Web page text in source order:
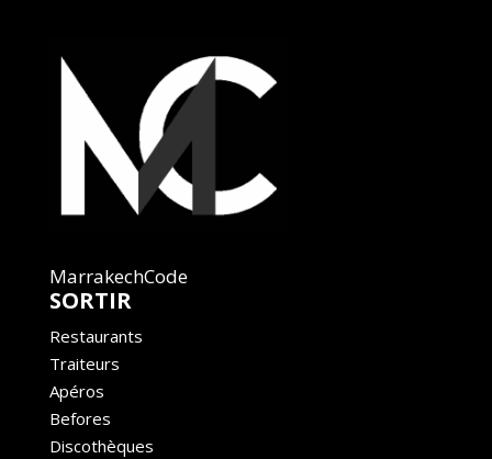
MarrakechCode
SORTIR
Restaurants
Traiteurs
Apéros
Befores
Discothèques